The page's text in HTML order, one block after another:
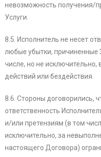
невозможность получения/
Услуги.
8.5. Исполнитель не несет
любые убытки, причиненные
числе, но не исключительно,
действий или бездействия.
8.6. Стороны договорились,
ответственность
и/или претензиям (в том
исключительно, за
настоящего Договора)